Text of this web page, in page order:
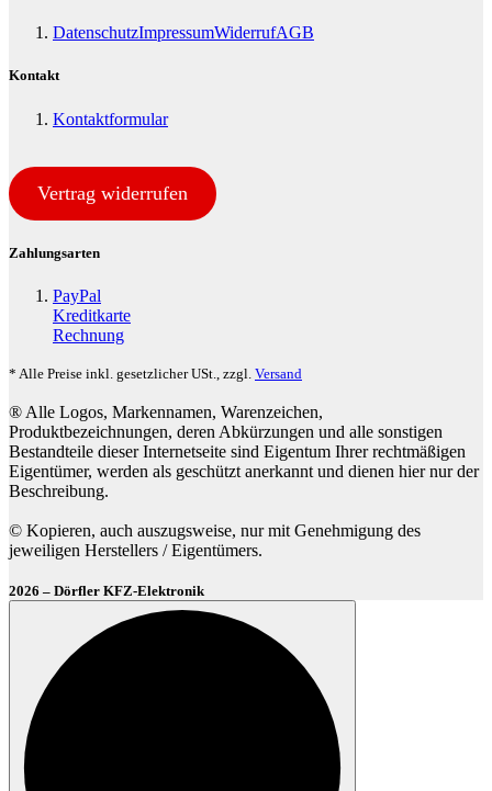
DatenschutzImpressumWiderrufAGB
Kontakt
Kontaktformular
Vertrag widerrufen
Zahlungsarten
PayPal
Kreditkarte
Rechnung
* Alle Preise inkl. gesetzlicher USt., zzgl. Versand
® Alle Logos, Markennamen, Warenzeichen,
Produktbezeichnungen, deren Abkürzungen und alle sonstigen
Bestandteile dieser Internetseite sind Eigentum Ihrer rechtmäßigen
Eigentümer, werden als geschützt anerkannt und dienen hier nur der
Beschreibung.
© Kopieren, auch auszugsweise, nur mit Genehmigung des
jeweiligen Herstellers / Eigentümers.
2026 – Dörfler KFZ-Elektronik